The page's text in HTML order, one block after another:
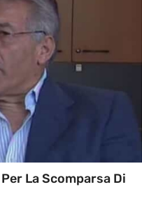
La Scomparsa Di